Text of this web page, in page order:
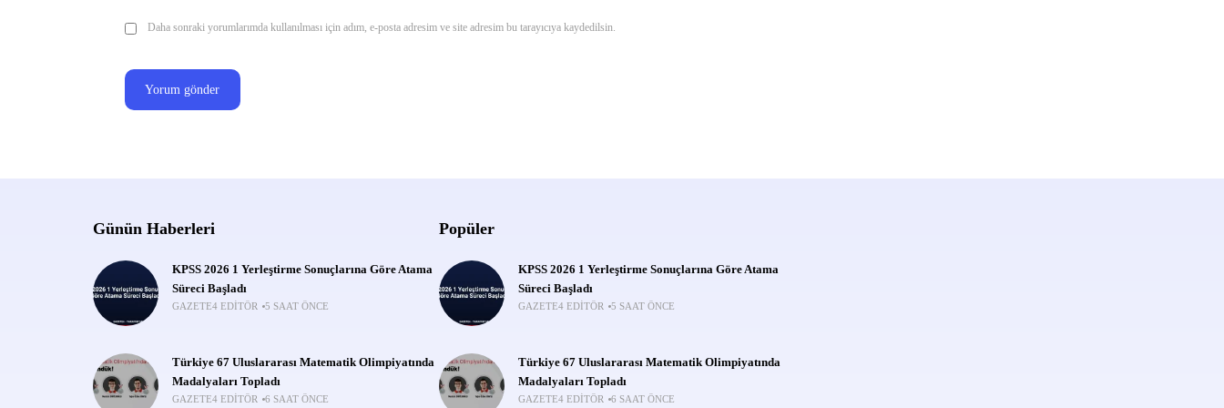
Daha sonraki yorumlarımda kullanılması için adım, e-posta adresim ve site adresim bu tarayıcıya kaydedilsin.
Günün Haberleri
KPSS 2026 1 Yerleştirme Sonuçlarına Göre Atama
Süreci Başladı
GAZETE4 EDITÖR 5 SAAT ÖNCE
Türkiye 67 Uluslararası Matematik Olimpiyatında
Madalyaları Topladı
GAZETE4 EDITÖR 6 SAAT ÖNCE
Popüler
KPSS 2026 1 Yerleştirme Sonuçlarına Göre Atama
Süreci Başladı
GAZETE4 EDITÖR 5 SAAT ÖNCE
Türkiye 67 Uluslararası Matematik Olimpiyatında
Madalyaları Topladı
GAZETE4 EDITÖR 6 SAAT ÖNCE